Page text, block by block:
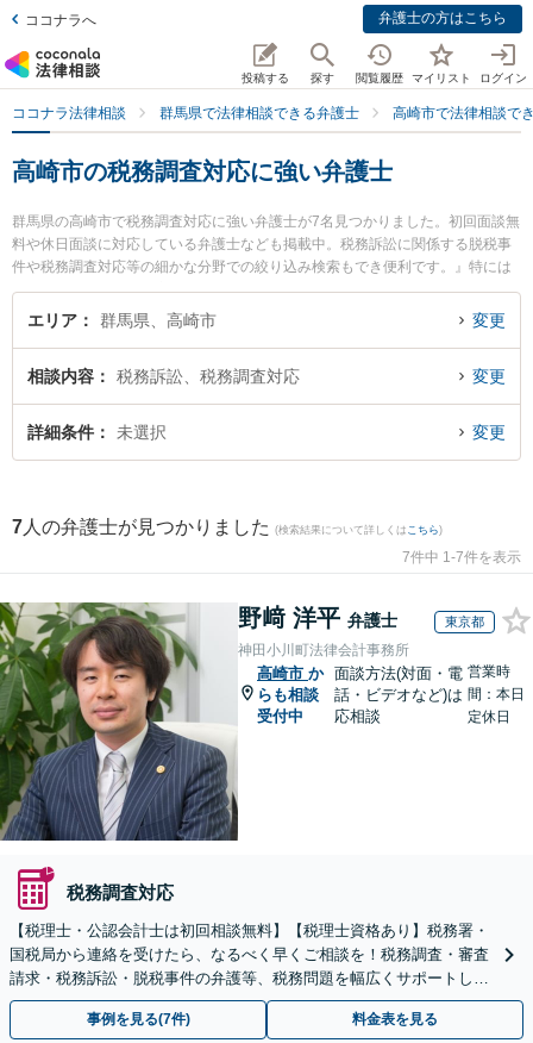
ココナラへ 弁護士の方はこちら
投稿する 探す 閲覧履歴 マイリスト ログイン
ココナラ法律相談 群馬県で法律相談できる弁護士 高崎市で法律相談で
高崎市の税務調査対応に強い弁護士
群馬県の高崎市で税務調査対応に強い弁護士が7名見つかりました。初回面談無
料や休日面談に対応している弁護士なども掲載中。税務訴訟に関係する脱税事
件や税務調査対応等の細かな分野での絞り込み検索もでき便利です。』特には
るな総合法律事務所の宮武 優弁護士や弁護士法人佐々木法律事務所の佐々木 弘
道弁護士、石原・関・猿谷法律事務所 高崎オフィスの猪俣 有未弁護士のプロフ
調査対応のトラブル解決の実績豊富な近くの弁護士を検索したい』『初回相談
無料で税務調査対応を法律相談できる高崎市内の弁護士に相談予約したい』な
どでお困りの相談者さんにおすすめです。
エリア 群馬県、高崎市 変更
相談内容 税務訴訟、税務調査対応 変更
詳細条件 未選択 変更
7 人の弁護士が見つかりました (検索結果について詳しくは こちら)
7件中 1-7件を表示
野﨑 洋平 弁護士 東京都
神田小川町法律会計事務所
高崎市 か
らも相談
受付中
面談方法(対面・電
話・ビデオなど)は
応相談
営業時
間：本日
定休日
税務調査対応
【税理士・公認会計士は初回相談無料】【税理士資格あり】税務署・
国税局から連絡を受けたら、なるべく早くご相談を！税務調査・審査
請求・税務訴訟・脱税事件の弁護等、税務問題を幅広くサポートしま
す【電話受付：平日10時～21時】【税務調査に注力】
事例を見る(7件) 料金表を見る